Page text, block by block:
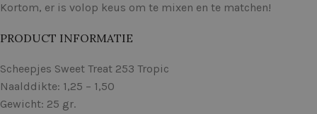
Kortom, er is volop keus om te mixen en te matchen!
PRODUCT INFORMATIE
Scheepjes Sweet Treat 253 Tropic
Naalddikte: 1,25 – 1,50
Gewicht: 25 gr.